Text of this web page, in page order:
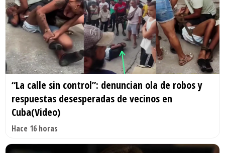
“La calle sin control”: denuncian ola de robos y
respuestas desesperadas de vecinos en
Cuba(Video)
Hace 16 horas